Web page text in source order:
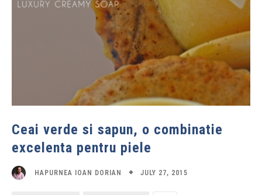
Ceai verde si sapun, o combinatie
excelenta pentru piele
HAPURNEA IOAN DORIAN JULY 27, 2015